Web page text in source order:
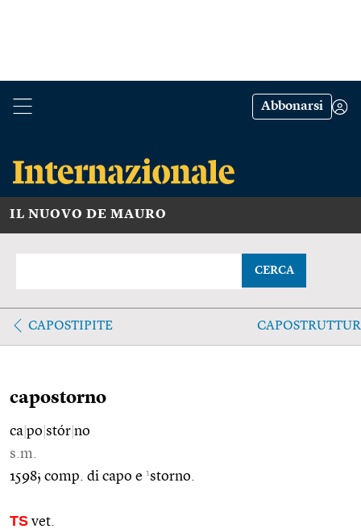
Abbonarsi
IL NUOVO DE MAURO
CERCA
CAPOSTIPITE
capostorno
ca po stór no
s.m.
1598; comp. di capo e 1storno.
TS vet.